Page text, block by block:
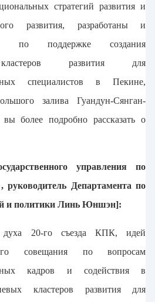
стратегий развития и
развития, разработаны и
по поддержке создания
кластеров развития для
специалистов в Пекине,
залива Гуандун-Сянган-
более подробно рассказать о
управления по
Департамента по
и политики Линь Юншэн]:
20-го съезда КПК, идей
совещания по вопросам
кадров и содействия в
кластеров развития для